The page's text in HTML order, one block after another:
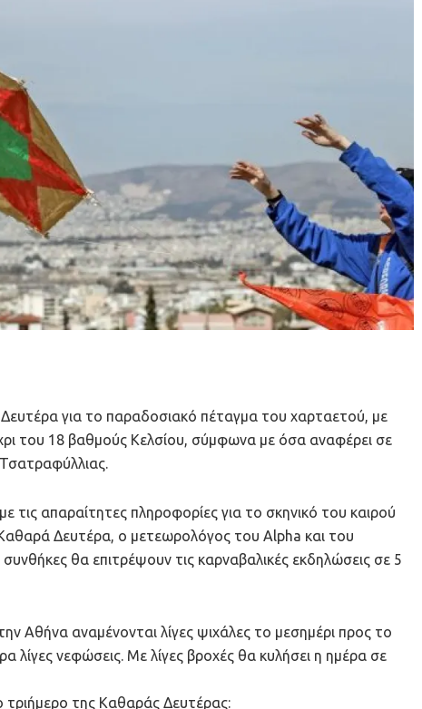
για το παραδοσιακό πέταγμα του χαρταετού, με
του 18 βαθμούς Κελσίου, σύμφωνα με όσα αναφέρει σε
τις απαραίτητες πληροφορίες για το σκηνικό του καιρού
Δευτέρα, ο μετεωρολόγος του Alpha και του
θα επιτρέψουν τις καρναβαλικές εκδηλώσεις σε 5
Αθήνα αναμένονται λίγες ψιχάλες το μεσημέρι προς το
λίγες νεφώσεις. Με λίγες βροχές θα κυλήσει η ημέρα σε
της Καθαράς Δευτέρας: